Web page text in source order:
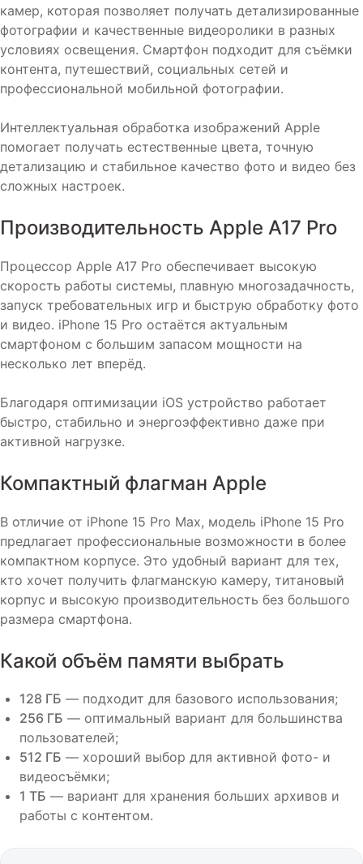
камер, которая позволяет получать детализированные
фотографии и качественные видеоролики в разных
условиях освещения. Смартфон подходит для съёмки
контента, путешествий, социальных сетей и
профессиональной мобильной фотографии.
Интеллектуальная обработка изображений Apple
помогает получать естественные цвета, точную
детализацию и стабильное качество фото и видео без
сложных настроек.
Производительность Apple A17 Pro
Процессор Apple A17 Pro обеспечивает высокую
скорость работы системы, плавную многозадачность,
запуск требовательных игр и быструю обработку фото
и видео. iPhone 15 Pro остаётся актуальным
смартфоном с большим запасом мощности на
несколько лет вперёд.
Благодаря оптимизации iOS устройство работает
быстро, стабильно и энергоэффективно даже при
активной нагрузке.
Компактный флагман Apple
В отличие от iPhone 15 Pro Max, модель iPhone 15 Pro
предлагает профессиональные возможности в более
компактном корпусе. Это удобный вариант для тех,
кто хочет получить флагманскую камеру, титановый
корпус и высокую производительность без большого
размера смартфона.
Какой объём памяти выбрать
128 ГБ — подходит для базового использования;
256 ГБ — оптимальный вариант для большинства
пользователей;
512 ГБ — хороший выбор для активной фото- и
видеосъёмки;
1 ТБ — вариант для хранения больших архивов и
работы с контентом.